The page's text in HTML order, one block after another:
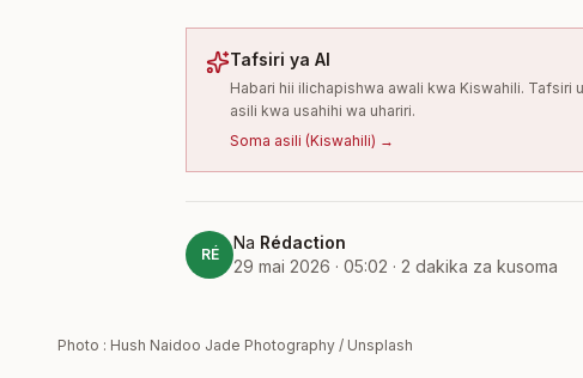
Tafsiri ya AI
Habari hii ilichapishwa awali kwa Kiswahili.
asili kwa usahihi wa uhariri.
Soma asili (Kiswahili) →
RÉ
Na Rédaction
29 mai 2026 · 05:02 · 2 dakika za kusoma
Photo : Hush Naidoo Jade Photography / Unsplash